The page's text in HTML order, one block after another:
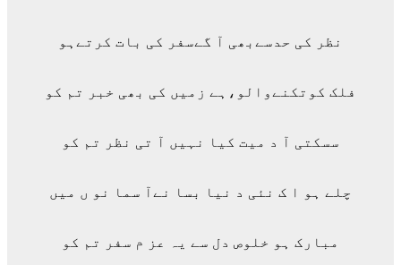
نظر کی حدسےبھی آ گےسفر کی بات کرتےہو
فلک کوتکنےوالو،ہے زمیں کی بھی خبر تم کو
سسکتی آ د میت کیا نہیں آ تی نظر تم کو
چلے ہو ا ک نئی د نیا بسا نےآ سما نو ں میں
مبارک ہو خلوص دل سے یہ عز م سفر تم کو